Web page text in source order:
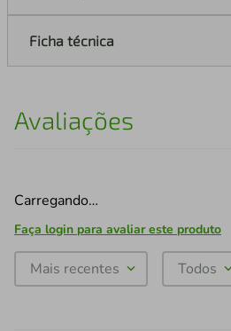
Ficha técnica
Avaliações
Carregando…
Faça login para avaliar este produto
Mais recentes Todos